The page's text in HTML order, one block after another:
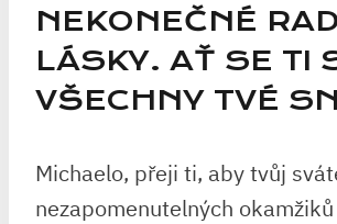
NEKONEČNÉ
LÁSKY. AŤ SE TI
VŠECHNY TVÉ
Michaelo, přeji ti, aby tvůj
nezapomenutelných